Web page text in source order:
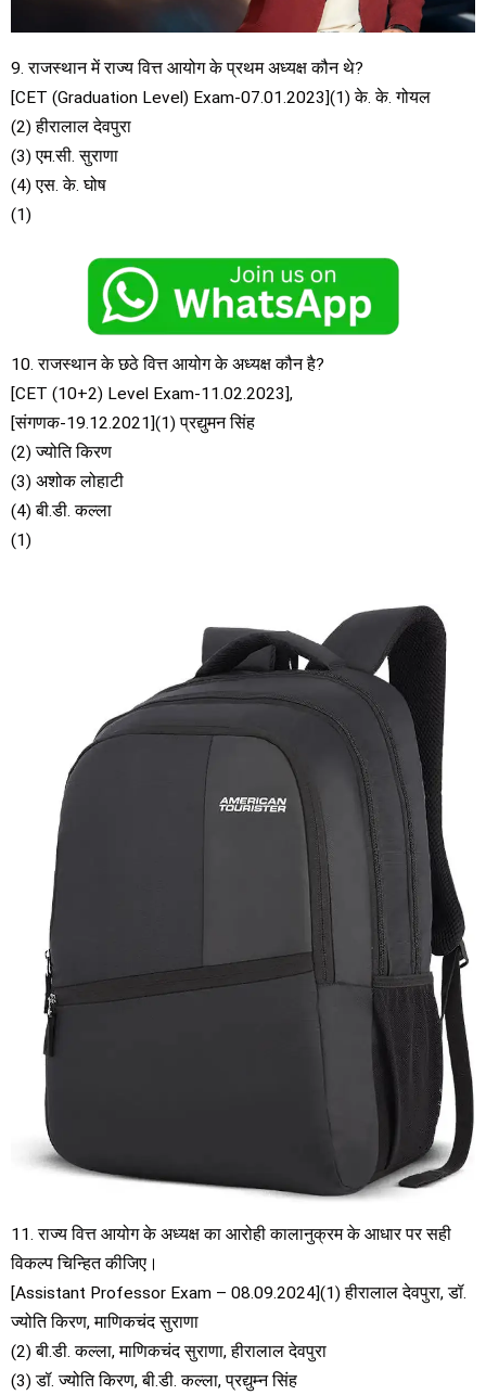
9. राजस्थान में राज्य वित्त आयोग के प्रथम अध्यक्ष कौन थे?
[CET (Graduation Level) Exam-07.01.2023](1) के. के. गोयल
(2) हीरालाल देवपुरा
(3) एम.सी. सुराणा
(4) एस. के. घोष
(1)
10. राजस्थान के छठे वित्त आयोग के अध्यक्ष कौन है?
[CET (10+2) Level Exam-11.02.2023],
[संगणक-19.12.2021](1) प्रद्युमन सिंह
(2) ज्योति किरण
(3) अशोक लोहाटी
(4) बी.डी. कल्ला
(1)
11. राज्य वित्त आयोग के अध्यक्ष का आरोही कालानुक्रम के आधार पर सही
विकल्प चिन्हित कीजिए।
[Assistant Professor Exam – 08.09.2024](1) हीरालाल देवपुरा, डॉ.
ज्योति किरण, माणिकचंद सुराणा
(2) बी.डी. कल्ला, माणिकचंद सुराणा, हीरालाल देवपुरा
(3) डॉ. ज्योति किरण, बी.डी. कल्ला, प्रद्युम्न सिंह